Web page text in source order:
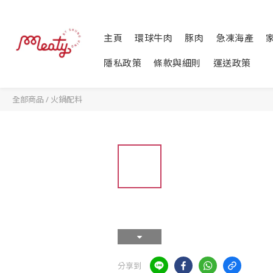
主頁 環球牛肉 豚肉 急凍海產
隱私政策 條款與細則 運送政策
全部商品 / 火鍋配料
分享到